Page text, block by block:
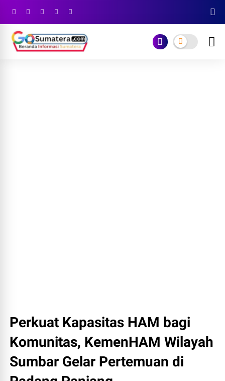
Perkuat Kapasitas HAM bagi
Komunitas, KemenHAM Wilayah
Sumbar Gelar Pertemuan di